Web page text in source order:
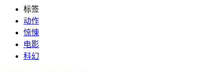
标签
动作
惊悚
电影
科幻